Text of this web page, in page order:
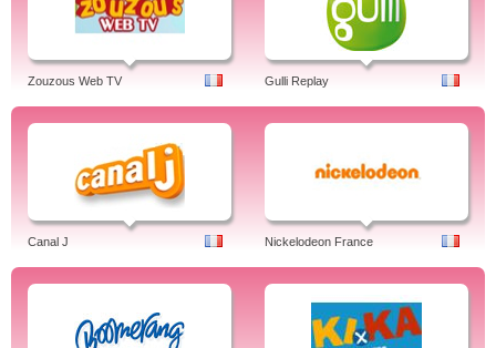
Zouzous Web TV Gulli Replay
Canal J Nickelodeon France